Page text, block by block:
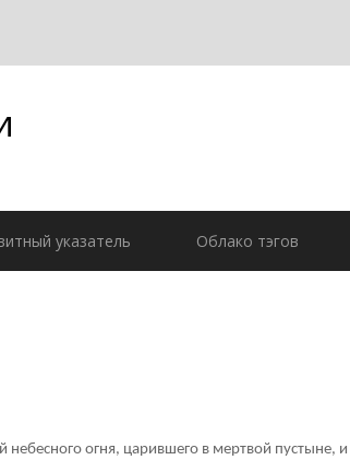
указатель Облако тэгов
небесного огня, царившего в мертвой пустыне, и